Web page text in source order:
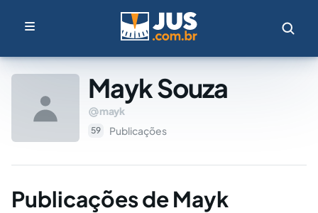
Mayk Souza
mayk
59 Publicações
Publicações de Mayk